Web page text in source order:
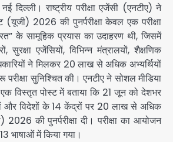
दिल्ली। राष्ट्रीय परीक्षा एजेंसी (एनटीए) ने
(यूजी) 2026 की पुनर्परीक्षा केवल एक परीक्षा
के सामूहिक प्रयास का उदाहरण थी, जिसमें
सुरक्षा एजेंसियों, विभिन्न मंत्रालयों, शैक्षणिक
ने मिलकर 20 लाख से अधिक अभ्यर्थियों
सुनिश्चित की। एनटीए ने सोशल मीडिया
विस्तृत पोस्ट में बताया कि 21 जून को देशभर
और विदेशों के 14 केंद्रों पर 20 लाख से अधिक
2026 की पुनर्परीक्षा दी। परीक्षा का आयोजन
भाषाओं में किया गया।